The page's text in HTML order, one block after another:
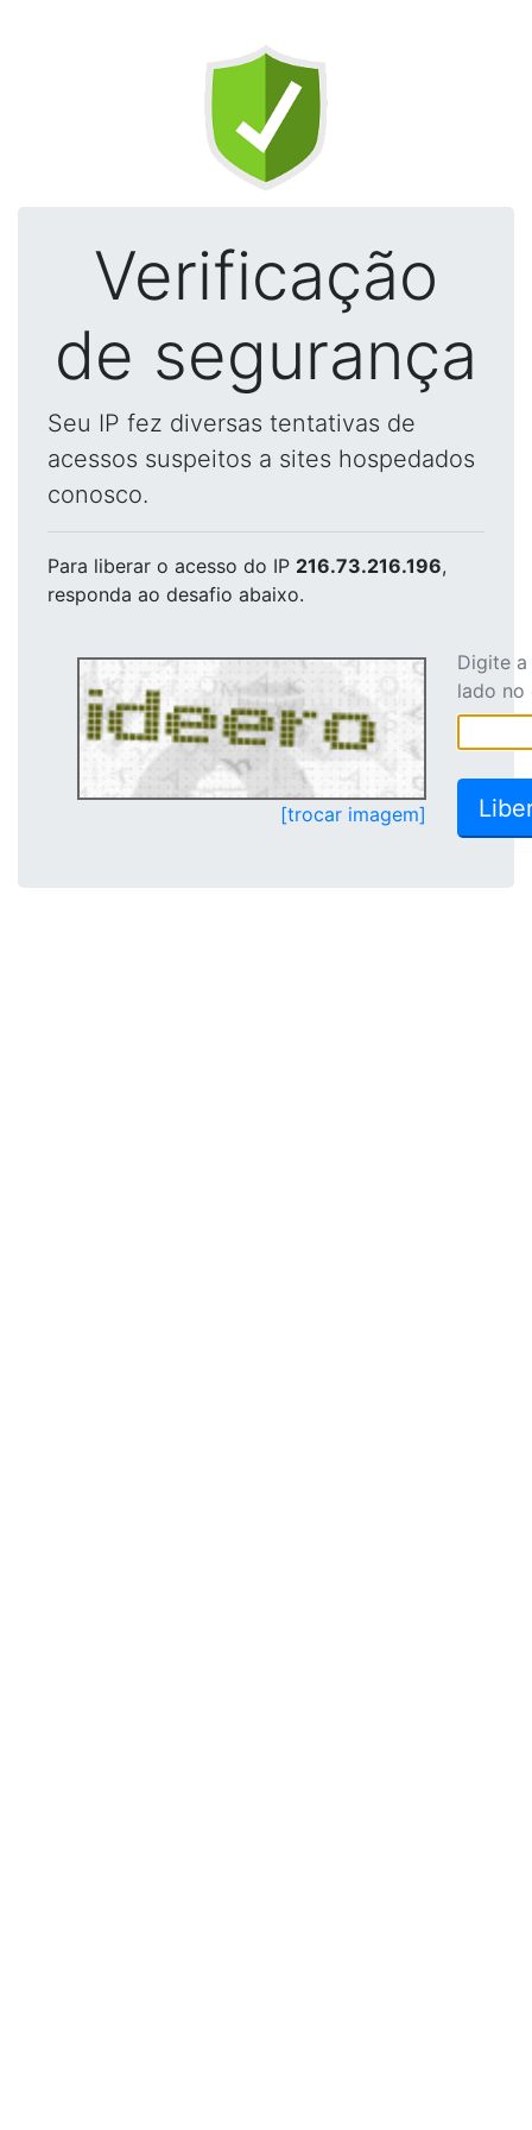
Verificação
de segurança
Seu IP fez diversas tentativas de
acessos suspeitos a sites hospedados
conosco.
Para liberar o acesso do IP 216.73.216.196,
responda ao desafio abaixo.
[trocar imagem]
Digite
lado no